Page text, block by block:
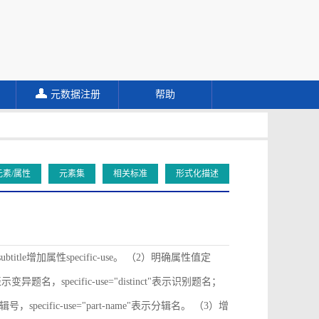
元数据注册 帮助
素/属性 元素集 相关标准 形式化描述
增加属性specific-use。 （2）明确属性值定
变异题名，specific-use="distinct"表示识别题名；
号，specific-use="part-name"表示分辑名。 （3）增